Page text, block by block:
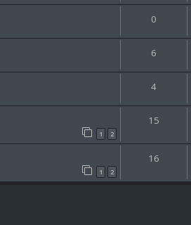
0
6
4
1 2
15
1 2
16